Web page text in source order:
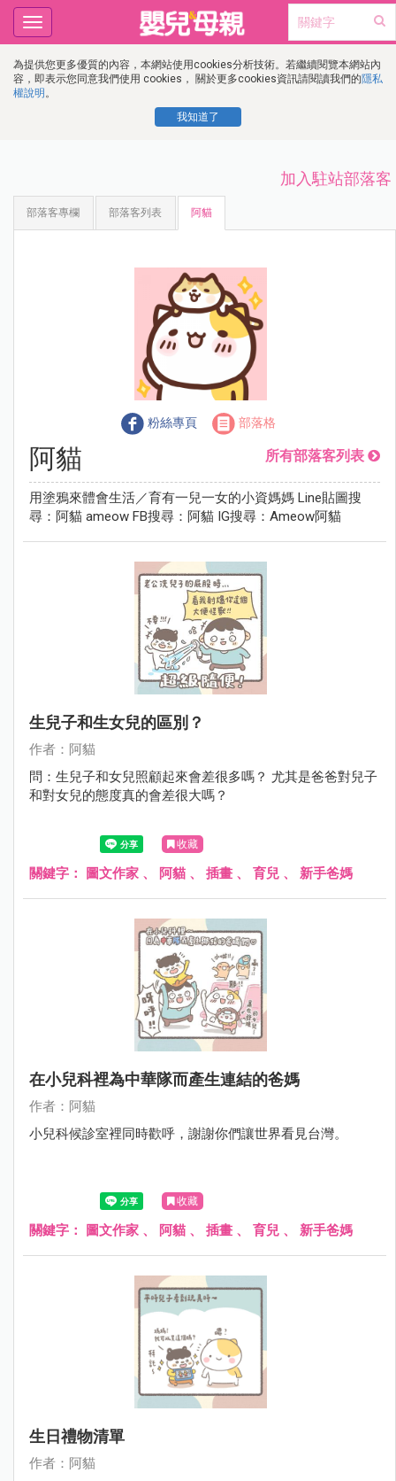
為提供您更多優質的內容，本網站使用cookies分析技術。若繼續閱覽本網站內
容，即表示您同意我們使用 cookies， 關於更多cookies資訊請閱讀我們的隱私
權說明 。
我知道了
Toggle
navigation
加入駐站部落客
部落客專欄 部落客列表 阿貓
粉絲專頁 部落格
阿貓 所有部落客列表
用塗鴉來體會生活／育有一兒一女的小資媽媽 Line貼圖搜
尋：阿貓 ameow FB搜尋：阿貓 IG搜尋：Ameow阿貓
生兒子和生女兒的區別？
作者：阿貓
問：生兒子和女兒照顧起來會差很多嗎？ 尤其是爸爸對兒子
和對女兒的態度真的會差很大嗎？
收藏
關鍵字： 圖文作家 、 阿貓 、 插畫 、 育兒 、 新手爸媽
在小兒科裡為中華隊而產生連結的爸媽
作者：阿貓
小兒科候診室裡同時歡呼，謝謝你們讓世界看見台灣。
收藏
關鍵字： 圖文作家 、 阿貓 、 插畫 、 育兒 、 新手爸媽
生日禮物清單
作者：阿貓